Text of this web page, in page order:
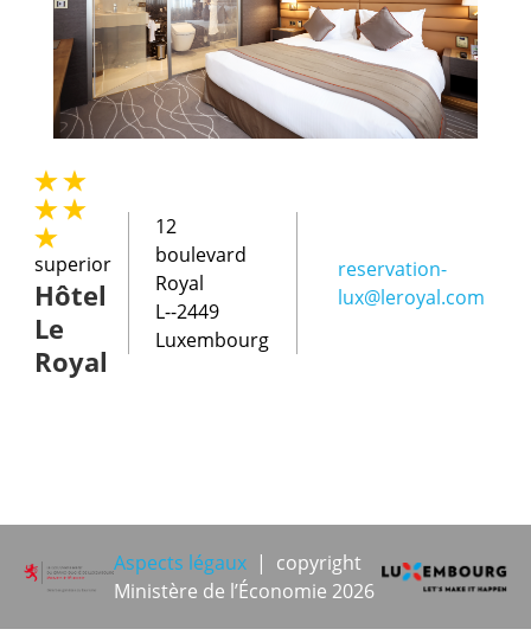
superior
Hôtel
Le
Royal
12
boulevard
Royal
L--2449
Luxembourg
reservation-
lux@leroyal.com
Aspects légaux | copyright
Ministère de l’Économie 2026